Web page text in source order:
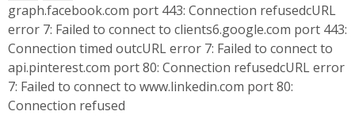
graph.facebook.com port 443: Connection refusedcURL
error 7: Failed to connect to clients6.google.com port 443:
Connection timed outcURL error 7: Failed to connect to
api.pinterest.com port 80: Connection refusedcURL error
7: Failed to connect to www.linkedin.com port 80:
Connection refused